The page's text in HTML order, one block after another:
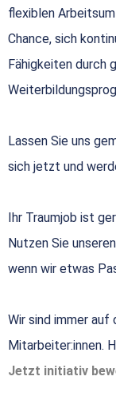
flexiblen
Chance, sich
Fähigkeiten durch
Lassen Sie uns
sich jetzt und
Ihr Traumjob ist
Nutzen Sie unseren
wenn wir etwas
Wir sind immer
Mitarbeiter:innen.
Jetzt initiativ